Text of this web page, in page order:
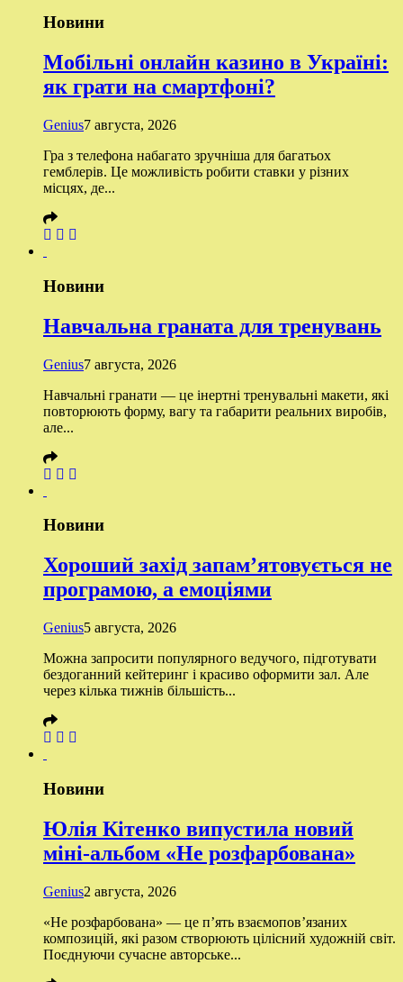
Новини
Мобільні онлайн казино в Україні:
як грати на смартфоні?
Genius7 августа, 2026
Гра з телефона набагато зручніша для багатьох
гемблерів. Це можливість робити ставки у різних
місцях, де...
Новини
Навчальна граната для тренувань
Genius7 августа, 2026
Навчальні гранати — це інертні тренувальні макети, які
повторюють форму, вагу та габарити реальних виробів,
але...
Новини
Хороший захід запам’ятовується не
програмою, а емоціями
Genius5 августа, 2026
Можна запросити популярного ведучого, підготувати
бездоганний кейтеринг і красиво оформити зал. Але
через кілька тижнів більшість...
Новини
Юлія Кітенко випустила новий
міні-альбом «Не розфарбована»
Genius2 августа, 2026
«Не розфарбована» — це п’ять взаємопов’язаних
композицій, які разом створюють цілісний художній світ.
Поєднуючи сучасне авторське...